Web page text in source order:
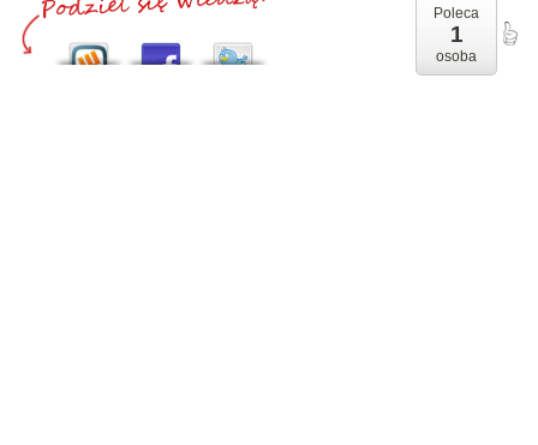
Poleca
1
osoba